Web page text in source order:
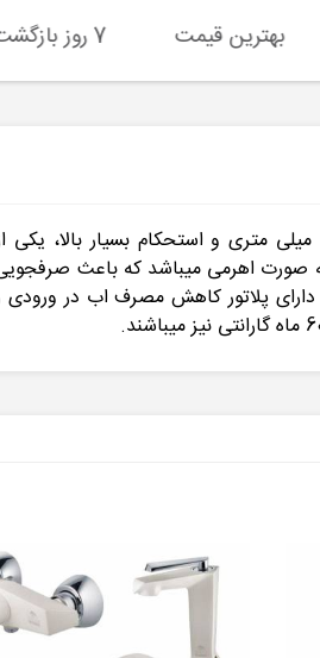
بهترین قیمت 7 روز بازگشت کالا
شیر حمام شودر مدل مارینو مشکی طلایی، با بدنه ی ساخته شده از
صورت اهرمی میباشد که باعث
شیر حمام مدل مارینو طلایی دارای پلاتور